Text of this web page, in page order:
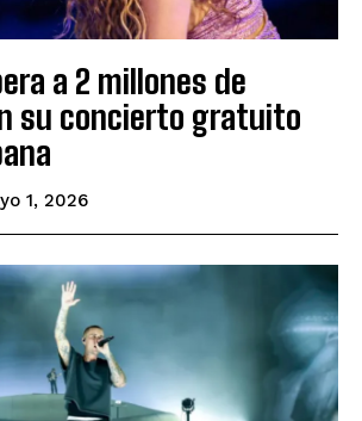
a 2 millones de
su concierto gratuito
1, 2026